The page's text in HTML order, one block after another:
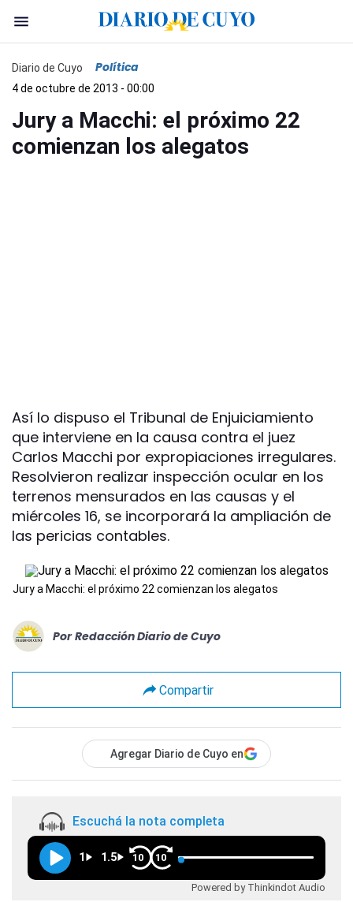
Diario de Cuyo Política
4 de octubre de 2013 - 00:00
Jury a Macchi: el próximo 22
comienzan los alegatos
Así lo dispuso el Tribunal de Enjuiciamiento
que interviene en la causa contra el juez
Carlos Macchi por expropiaciones irregulares.
Resolvieron realizar inspección ocular en los
terrenos mensurados en las causas y el
miércoles 16, se incorporará la ampliación de
las pericias contables.
Jury a Macchi: el próximo 22 comienzan los alegatos
Por Redacción Diario de Cuyo
Compartir
Agregar Diario de Cuyo en
Escuchá la nota completa
1 1.5 10 10
Powered by Thinkindot Audio